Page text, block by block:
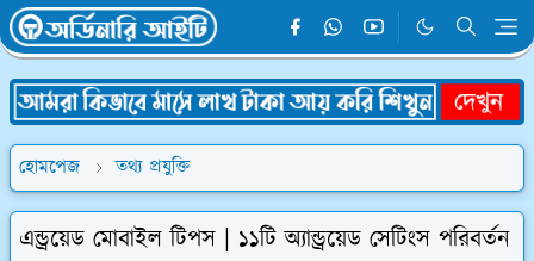
হোমপেজ তথ্য প্রযুক্তি
এন্ড্রয়েড মোবাইল টিপস | ১১টি অ্যান্ড্রয়েড সেটিংস পরিবর্তন